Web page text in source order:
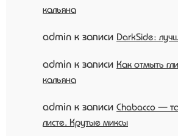
кальяна
admin к записи DarkSide:
admin к записи Как отмыть
кальяна
admin к записи Chabacco —
листе. Крутые миксы